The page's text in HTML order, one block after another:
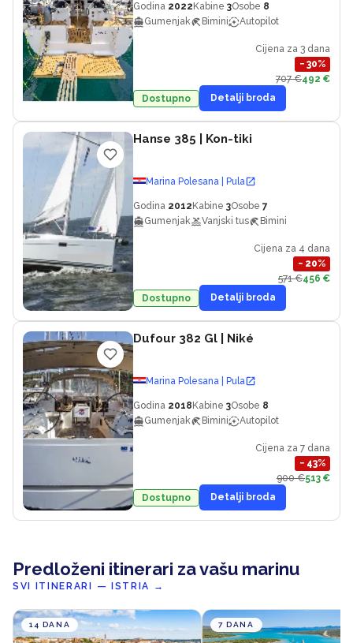
Godina 2022 Kabine 3Osobe 8
Gumenjak
Bimini Autopilot
Cijena za 3 dana
− 30%
707 €492 €
Dostupno
Detalji broda
Hanse 385 | Kon-tiki
Marina Polesana | Pula
Godina 2012 Kabine 3Osobe 7
Gumenjak
Vanjski tus Bimini
Cijena za 4 dana
− 20%
571 €456 €
Dostupno
Detalji broda
Dufour 382 Gl | Niké
Marina Polesana | Pula
Godina 2018 Kabine 3Osobe 8
Gumenjak
Bimini Autopilot
Cijena za 7 dana
− 43%
900 €513 €
Dostupno
Detalji broda
Predloženi itinerari za vašu marinu
SVI ITINERARI — ISTRIA →
14 DANA 7 DANA